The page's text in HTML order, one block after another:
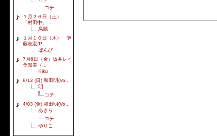
コチ
１月２６日（土）
「村田中」 ...
烏賊
１月１０日（木） 伊
藤志宏(P...
ばんび
7月6日（金）坂井レイ
ラ知美（...
Kiku
9/13 (日) 和田明(Vo...
明
コチ
4/03 (金) 和田明(Vo...
あきら
コチ
ゆりこ